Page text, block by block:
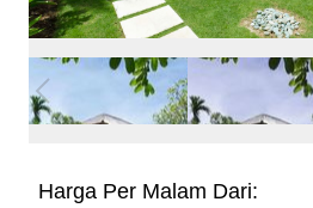
Harga Per Malam Dari: